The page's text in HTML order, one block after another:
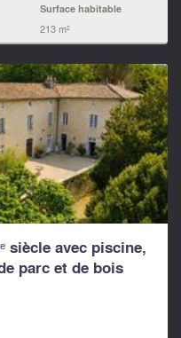
Surface habitable
213 m²
siècle avec piscine,
parc et de bois